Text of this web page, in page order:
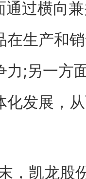
通过横向
在生产和
力;另一方
化发展，
，凯龙股